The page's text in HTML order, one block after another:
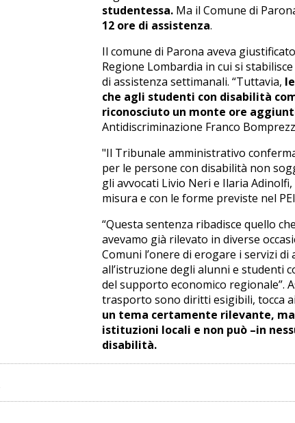
studentessa. Ma il Comune di
12 ore di assistenza.
Il comune di Parona aveva
Regione Lombardia in cui si
di assistenza settimanali. “Tuttavia,
che agli studenti con disabilità
riconosciuto un monte ore
Antidiscriminazione Franco
"Il Tribunale amministrativo
per le persone con disabilità non
gli avvocati Livio Neri e Ilaria
misura e con le forme previste nel
“Questa sentenza ribadisce quello
avevamo già rilevato in diverse
Comuni l’onere di erogare i servizi
all’istruzione degli alunni e studenti
del supporto economico regionale”.
trasporto sono diritti esigibili, tocca
un tema certamente rilevante,
istituzioni locali e non può –in
disabilità.